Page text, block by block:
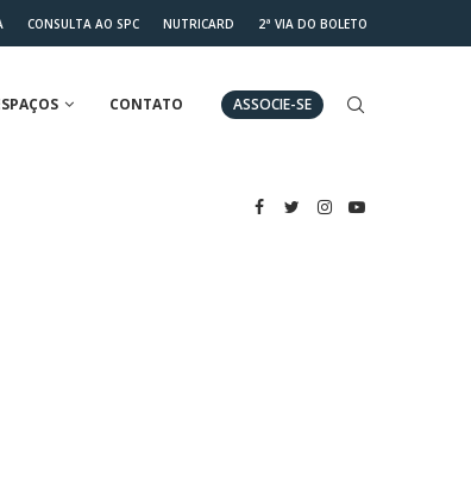
CONSULTA AO SPC NUTRICARD 2ª VIA DO BOLETO
CONTATO ASSOCIE-SE